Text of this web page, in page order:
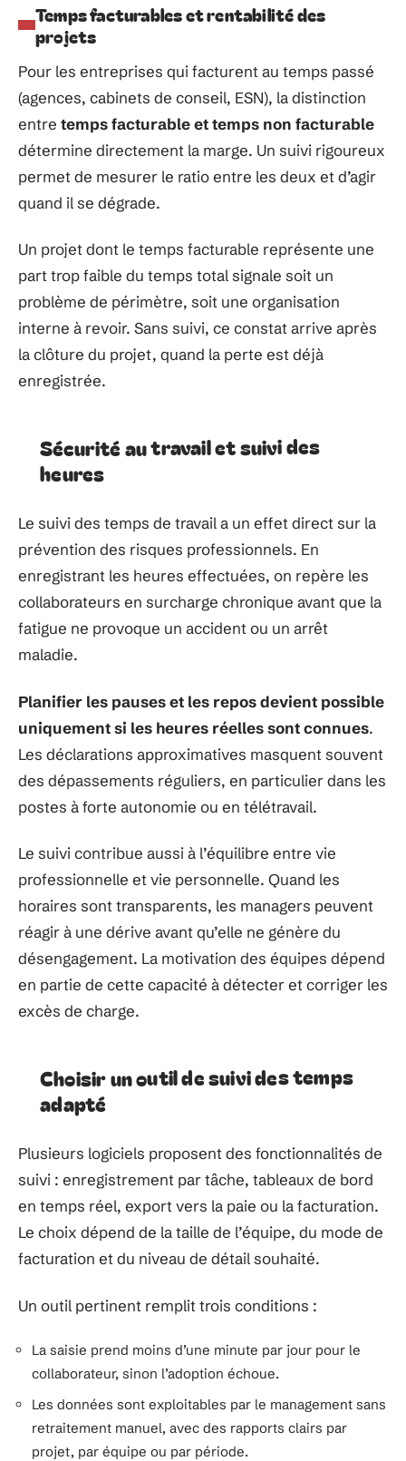
Temps facturables et rentabilité des
projets
Pour les entreprises qui facturent au temps passé
(agences, cabinets de conseil, ESN), la distinction
entre temps facturable et temps non facturable
détermine directement la marge. Un suivi rigoureux
permet de mesurer le ratio entre les deux et d’agir
quand il se dégrade.
Un projet dont le temps facturable représente une
part trop faible du temps total signale soit un
problème de périmètre, soit une organisation
interne à revoir. Sans suivi, ce constat arrive après
la clôture du projet, quand la perte est déjà
enregistrée.
Sécurité au travail et suivi des
heures
Le suivi des temps de travail a un effet direct sur la
prévention des risques professionnels. En
enregistrant les heures effectuées, on repère les
collaborateurs en surcharge chronique avant que la
fatigue ne provoque un accident ou un arrêt
maladie.
Planifier les pauses et les repos devient possible
uniquement si les heures réelles sont connues.
Les déclarations approximatives masquent souvent
des dépassements réguliers, en particulier dans les
postes à forte autonomie ou en télétravail.
Le suivi contribue aussi à l’équilibre entre vie
professionnelle et vie personnelle. Quand les
horaires sont transparents, les managers peuvent
réagir à une dérive avant qu’elle ne génère du
désengagement. La motivation des équipes dépend
en partie de cette capacité à détecter et corriger les
excès de charge.
Choisir un outil de suivi des temps
adapté
Plusieurs logiciels proposent des fonctionnalités de
suivi : enregistrement par tâche, tableaux de bord
en temps réel, export vers la paie ou la facturation.
Le choix dépend de la taille de l’équipe, du mode de
facturation et du niveau de détail souhaité.
Un outil pertinent remplit trois conditions :
La saisie prend moins d’une minute par jour pour le
collaborateur, sinon l’adoption échoue.
Les données sont exploitables par le management sans
retraitement manuel, avec des rapports clairs par
projet, par équipe ou par période.